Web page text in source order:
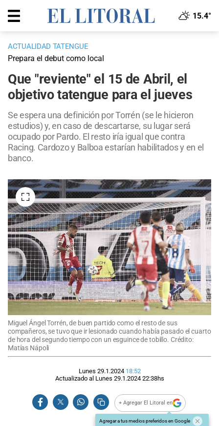
15.4°
ACTUALIDAD TATENGUE
Prepara el debut como local
Que "reviente" el 15 de Abril, el
objetivo tatengue para el jueves
Se espera una definición por Torrén (se le hicieron
estudios) y, en caso de descartarse, su lugar será
ocupado por Pardo. El resto iría igual que contra
Racing. Cardozo y Balboa estarían habilitados y en el
banco.
Miguel Ángel Torrén, de buen partido como el resto de sus
compañeros, se tuvo que ir lesionado cuando había pasado el cuarto
de hora del segundo tiempo con un esguince de tobillo. Crédito:
Matías Nápoli
Lunes 29.1.2024 18:52
Actualizado al Lunes 29.1.2024 22:38hs
+ Agregar El Litoral en
Agregar a tus medios preferidos en Google